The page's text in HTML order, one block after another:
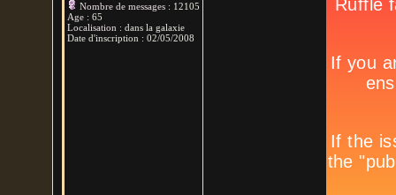
Nombre de messages : 12105
Age : 65
Localisation : dans la galaxie
Date d'inscription : 02/05/2008